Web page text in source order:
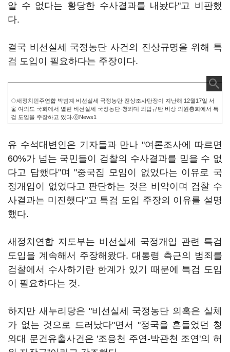
알 수 없다는 황당한 수사결과를 내놨다"고 비판했
다.
결국 비선실세 국정농단 사건의 진상규명을 위해 특
검 도입이 필요하다는 주장이다.
◇새정치민주연합 박범계 비선실세 국정농단 진상조사단장이 지난해 12월17일 서
울 여의도 국회에서 열린 비선실세 국정농단·청와대 외압규탄 비상 의원총회에서 특
검 도입을 주장하고 있다.ⓒNews1
유 수석대변인은 기자들과 만나 "여론조사에 따르면
60%가 넘는 국민들이 검찰의 수사결과를 믿을 수 없
다고 답했다"며 "중국집 모임이 없었다는 이유로 국
정개입이 없었다고 판단하는 것은 비약이며 검찰 수
사결과는 미진했다"고 특검 도입 주장의 이유를 설명
했다.
새정치연합 지도부는 비선실세 국정개입 관련 특검
도입을 계속해서 주장해왔다. 대통령 측근의 범죄를
검찰에서 수사하기란 한계가 있기 때문에 특검 도입
이 필요하다는 것.
하지만 새누리당은 "비선실세 국정농단 의혹은 실체
가 없는 것으로 드러났다"면서 "정국을 흔들었던 청
와대 문건유출사건은 '조응천 주연-박관천 조연'의 허